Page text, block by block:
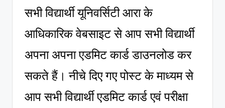
सभी विद्यार्थी यूनिवर्सिटी आरा के
आधिकारिक वेबसाइट से आप सभी विद्यार्थी
अपना अपना एडमिट कार्ड डाउनलोड कर
सकते हैं। नीचे दिए गए पोस्ट के माध्यम से
आप सभी विद्यार्थी एडमिट कार्ड एवं परीक्षा